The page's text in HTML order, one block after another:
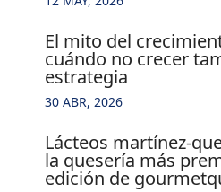
el mito del crecimiento constante:
cuándo no crecer
estrategia
30 ABR, 2026
lácteos martínez-queso los cameros,
la quesería más
edición de